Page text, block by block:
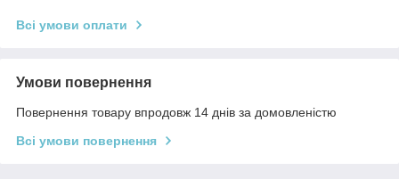
Всі умови оплати
Умови повернення
Повернення товару впродовж 14 днів за домовленістю
Всі умови повернення